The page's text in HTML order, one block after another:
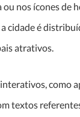
ou nos ícones de
cidade é
atrativos.
como
textos